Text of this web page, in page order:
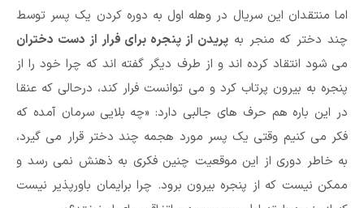
اما منتقدان این سریال در وهله اول به دوره کردن یک پسر توسط
چند دختر که منجر بهپریدن از پنجره برای فرار از دست دختران
می شود انتقاد کرده اند و از طرف دیگر گفته اند که چرا خود را از
پنجره به بیرون پرتاب کرد و می توانست فرار کند، درحالی که عنقا
در این باره هم حرف های جالبی دارد: «چه بلایی سرمان آمده که
فکر می کنیم وقتی یک پسر مورد هجمه چند دختر قرار می گیرد،
به خاطر دوری از این موقعیت چنین فکری به ذهنش نمی رسد و
ممکن نیست که از پنجره بیرون برود. چرا برایمان باورپذیر نیست